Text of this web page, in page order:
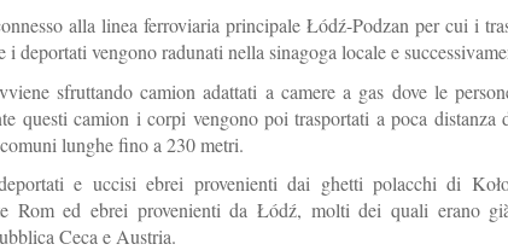
alla linea ferroviaria principale Łódź-Podzan per cui i
i deportati vengono radunati nella sinagoga locale e
sfruttando camion adattati a camere a gas dove le
questi camion i corpi vengono poi trasportati a poca
lunghe fino a 230 metri.
e uccisi ebrei provenienti dai ghetti polacchi di
Rom ed ebrei provenienti da Łódź, molti dei quali erano
Ceca e Austria.